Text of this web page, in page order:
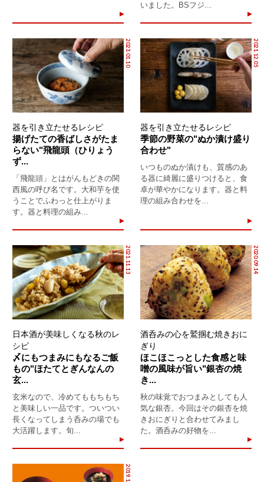
いました。BSフジ...
2023.01.10
器を引き立たせるレシピ
揚げたての香ばしさがたま
らない"飛龍頭（ひりょう
ず...
「飛龍頭」とはがんもどきの関
西風の呼び名です。大和芋を使
うことでふわっと仕上がりま
す。器と料理の組み...
2021.12.05
器を引き立たせるレシピ
季節の野菜の"ぬか漬け盛り
合わせ"
いつものぬか漬けも、質感のあ
る器に綺麗に盛りつけると、食
卓が華やかになります。器と料
理の組み合わせを...
2021.11.13
日本酒が美味しくなる秋のレ
シピ
〆にもつまみにもなるご飯
もの"ほたてとぎんなんの
玄...
玄米なので、冷めてももちもち
と美味しい一品です。ついつい
長くなってしまう呑みの場でも
大活躍します。旬...
2020.09.14
酒呑みの心を鷲掴む焼きおに
ぎり
ほこほこっとした食感と味
噌の風味が旨い"銀杏の焼
き...
秋の味覚でおつまみとしても人
気な銀杏。今回はその銀杏を焼
きおにぎりと合わせてみまし
た。酒呑みの好物を...